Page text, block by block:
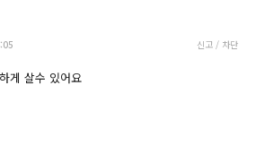
신고 / 차단
게 살수 있어요